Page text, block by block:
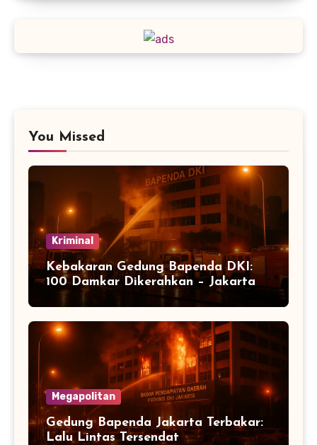
You Missed
Kriminal
Kebakaran Gedung Bapenda DKI:
100 Damkar Dikerahkan – Jakarta
Megapolitan
Gedung Bapenda Jakarta Terbakar:
Lalu Lintas Tersendat